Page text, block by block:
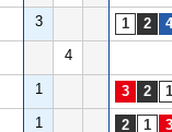
3
4
1
1